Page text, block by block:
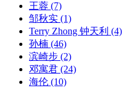
王蓉 (7)
邹秋实 (1)
Terry Zhong 钟天利 (4)
孙楠 (46)
滨崎步 (2)
邓寓君 (24)
海伦 (10)